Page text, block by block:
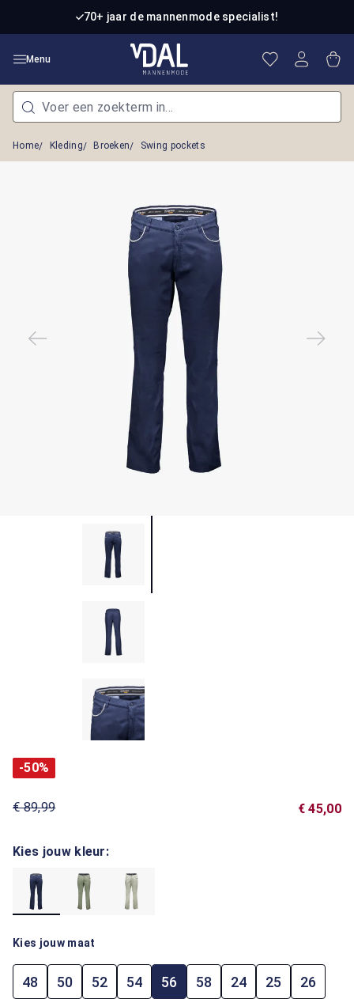
Ga naar de hoofdinhoud70+ jaar de mannenmode specialist!
Menu Je hebt 0
Home Kleding Broeken Swing pockets
-50%
€ 89,99 € 45,00
Kies jouw kleur:
Kies jouw maat
48 50 52 54 56 58 24 25 26